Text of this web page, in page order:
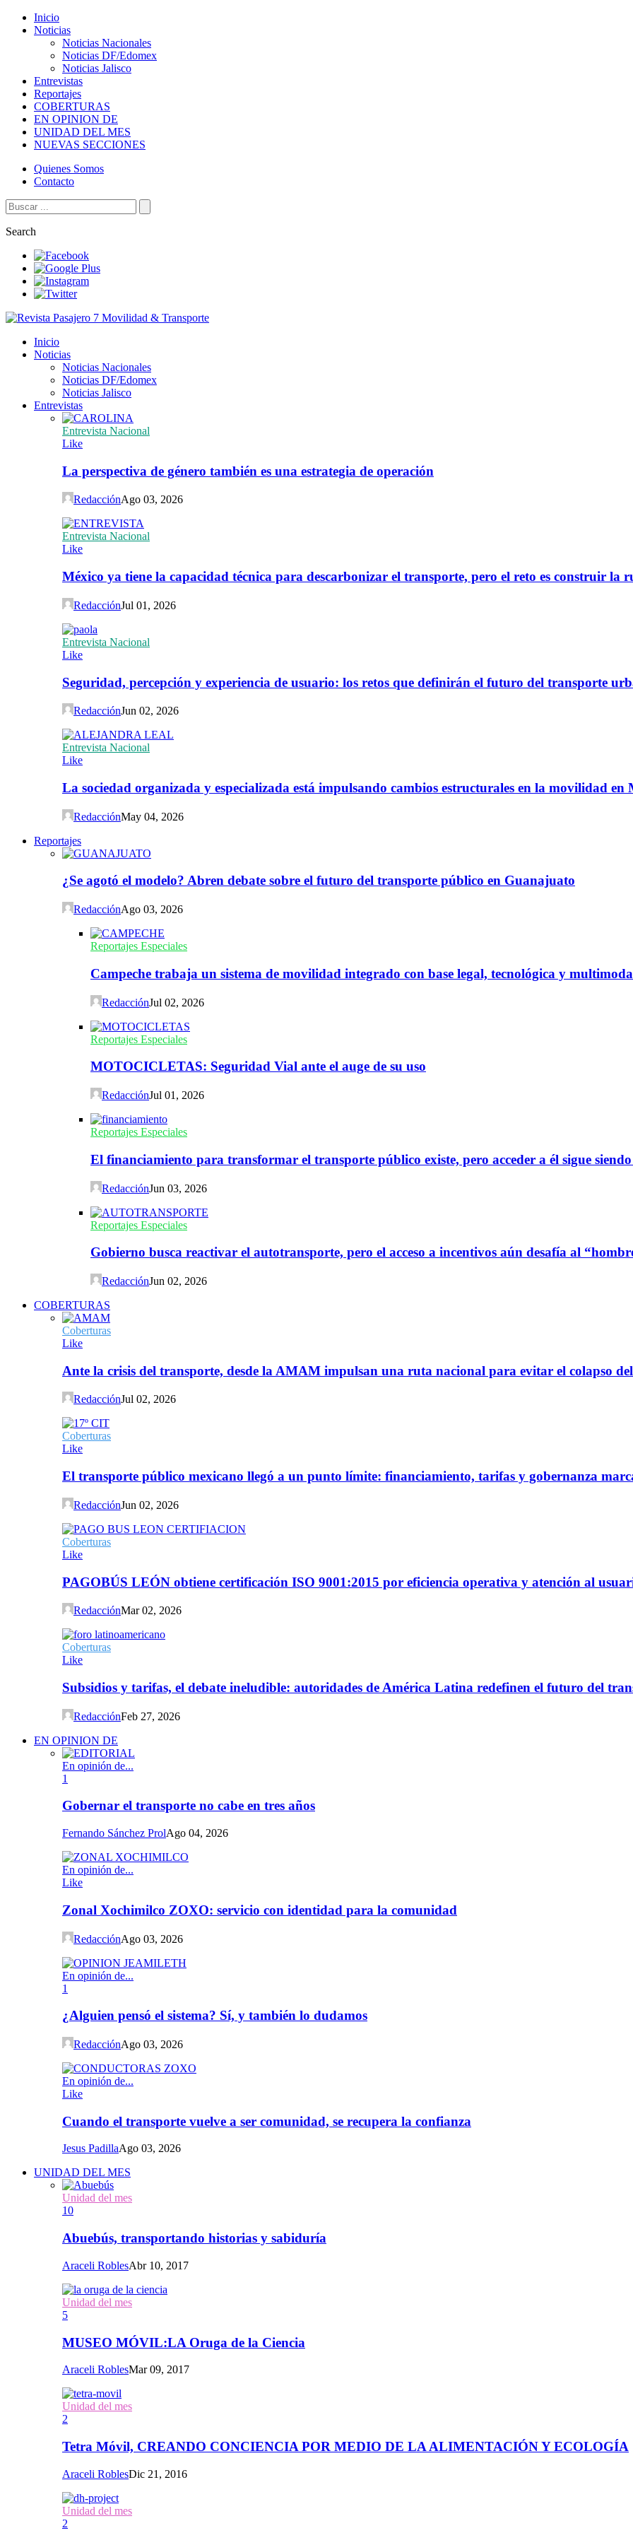
Inicio
Noticias
Noticias Nacionales
Noticias DF/Edomex
Noticias Jalisco
Entrevistas
Reportajes
COBERTURAS
EN OPINION DE
UNIDAD DEL MES
NUEVAS SECCIONES
Quienes Somos
Contacto
Search
Inicio
Noticias
Noticias Nacionales
Noticias DF/Edomex
Noticias Jalisco
Entrevistas
Entrevista Nacional
Like
La perspectiva de género también es una estrategia de operación
RedacciónAgo 03, 2026
Entrevista Nacional
Like
México ya tiene la capacidad técnica para descarbonizar el transporte, pero el reto es construir la
RedacciónJul 01, 2026
Entrevista Nacional
Like
Seguridad, percepción y experiencia de usuario: los retos que definirán el futuro del transporte
RedacciónJun 02, 2026
Entrevista Nacional
Like
La sociedad organizada y especializada está impulsando cambios estructurales en la movilidad en
RedacciónMay 04, 2026
Reportajes
¿Se agotó el modelo? Abren debate sobre el futuro del transporte público en Guanajuato
RedacciónAgo 03, 2026
Reportajes Especiales
Campeche trabaja un sistema de movilidad integrado con base legal, tecnológica y
RedacciónJul 02, 2026
Reportajes Especiales
MOTOCICLETAS: Seguridad Vial ante el auge de su uso
RedacciónJul 01, 2026
Reportajes Especiales
El financiamiento para transformar el transporte público existe, pero acceder a él sigue
RedacciónJun 03, 2026
Reportajes Especiales
Gobierno busca reactivar el autotransporte, pero el acceso a incentivos aún desafía al
RedacciónJun 02, 2026
COBERTURAS
Coberturas
Like
Ante la crisis del transporte, desde la AMAM impulsan una ruta nacional para evitar el colapso del
RedacciónJul 02, 2026
Coberturas
Like
El transporte público mexicano llegó a un punto límite: financiamiento, tarifas y gobernanza
RedacciónJun 02, 2026
Coberturas
Like
PAGOBÚS LEÓN obtiene certificación ISO 9001:2015 por eficiencia operativa y atención al
RedacciónMar 02, 2026
Coberturas
Like
Subsidios y tarifas, el debate ineludible: autoridades de América Latina redefinen el futuro del
RedacciónFeb 27, 2026
EN OPINION DE
En opinión de...
1
Gobernar el transporte no cabe en tres años
Fernando Sánchez ProlAgo 04, 2026
En opinión de...
Like
Zonal Xochimilco ZOXO: servicio con identidad para la comunidad
RedacciónAgo 03, 2026
En opinión de...
1
¿Alguien pensó el sistema? Sí, y también lo dudamos
RedacciónAgo 03, 2026
En opinión de...
Like
Cuando el transporte vuelve a ser comunidad, se recupera la confianza
Jesus PadillaAgo 03, 2026
UNIDAD DEL MES
Unidad del mes
10
Abuebús, transportando historias y sabiduría
Araceli RoblesAbr 10, 2017
Unidad del mes
5
MUSEO MÓVIL:LA Oruga de la Ciencia
Araceli RoblesMar 09, 2017
Unidad del mes
2
Tetra Móvil, CREANDO CONCIENCIA POR MEDIO DE LA ALIMENTACIÓN Y ECOLOGÍA
Araceli RoblesDic 21, 2016
Unidad del mes
2